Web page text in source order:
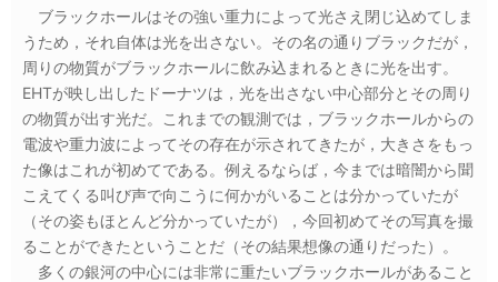
ブラックホールはその強い重力によって光さえ閉じ込めてしま
うため，それ自体は光を出さない。その名の通りブラックだが，
周りの物質がブラックホールに飲み込まれるときに光を出す。
EHTが映し出したドーナツは，光を出さない中心部分とその周り
の物質が出す光だ。これまでの観測では，ブラックホールからの
電波や重力波によってその存在が示されてきたが，大きさをもっ
た像はこれが初めてである。例えるならば，今までは暗闇から聞
こえてくる叫び声で向こうに何かがいることは分かっていたが
（その姿もほとんど分かっていたが），今回初めてその写真を撮
ることができたということだ（その結果想像の通りだった）。
多くの銀河の中心には非常に重たいブラックホールがあること